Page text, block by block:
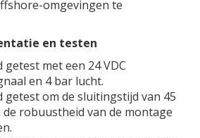
omgevingen te
en testen
getest met een 24 VDC
en 4 bar lucht.
getest om de sluitingstijd van 45
de robuustheid van de montage